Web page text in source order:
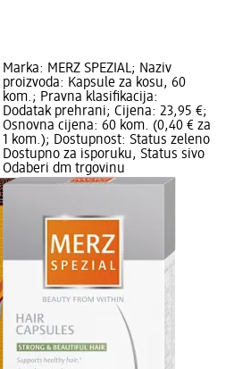
Marka: MERZ SPEZIAL; Naziv
proizvoda: Kapsule za kosu, 60
kom.; Pravna klasifikacija:
Dodatak prehrani; Cijena: 23,95 €;
Osnovna cijena: 60 kom. (0,40 € za
1 kom.); Dostupnost: Status zeleno
Dostupno za isporuku, Status sivo
Odaberi dm trgovinu